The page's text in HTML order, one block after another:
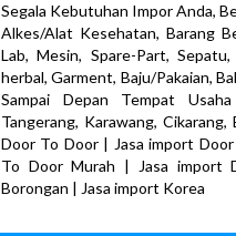
Segala Kebutuhan Impor Anda,
Alkes/Alat Kesehatan, Barang
Lab, Mesin, Spare-Part,
herbal, Garment, Baju/Pakaian,
Sampai Depan Tempat
Tangerang, Karawang,
Door To Door | Jasa import
To Door Murah | Jasa import
Borongan | Jasa import Korea